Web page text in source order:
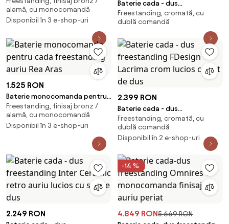
alamă, cu monocomandă
Disponibil în 3 e-shop-uri
Baterie cada - dus
freestanding Inter Ceramic
retro crom lucios cu set de dus
Freestanding, cromată, cu
dublă comandă
1.525 RON
Baterie monocomanda pentru
cada freestanding auriu Rea
Aras
Freestanding, finisaj bronz /
alamă, cu monocomandă
Disponibil în 3 e-shop-uri
2.399 RON
Baterie cada - dus
freestanding FDesign Lacrima
crom lucios cu set de dus
Freestanding, cromată, cu
dublă comandă
Disponibil în 2 e-shop-uri
2.249 RON
-14 %
4.849 RON5.669 RON